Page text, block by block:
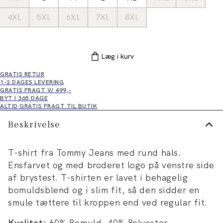
4XL
5XL 6XL 7XL 8XL
Læg i kurv
GRATIS RETUR
1-2 DAGES LEVERING
GRATIS FRAGT V/ 499,-
BYT I 365 DAGE
ALTID GRATIS FRAGT TIL BUTIK
Beskrivelse
T-shirt fra Tommy Jeans med rund hals.
Ensfarvet og med broderet logo på venstre side
af brystest. T-shirten er lavet i behagelig
bomuldsblend og i slim fit, så den sidder en
smule tættere til kroppen end ved regular fit.